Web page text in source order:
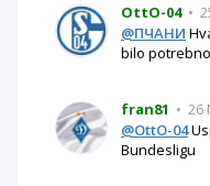
OttO-04 •
@ПЧАНИ
bilo
fran81 • 26
@OttO-04
Bundesligu